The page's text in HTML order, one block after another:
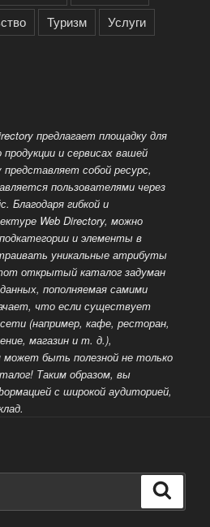
Туризм
Услуги
предлагает площадку для
и сервисах вашей
представляет собой ресурс,
пользователями через
Благодаря гибкой и
Web Directory, можно
и элементы в
уникальные атрибуты
открытый каталог задуман
пополняемая самими
что если существует
(например, кафе, ресторан,
магазин и т. д.),
быть полезной не только
Таким образом, вы
с широкой аудиторией,